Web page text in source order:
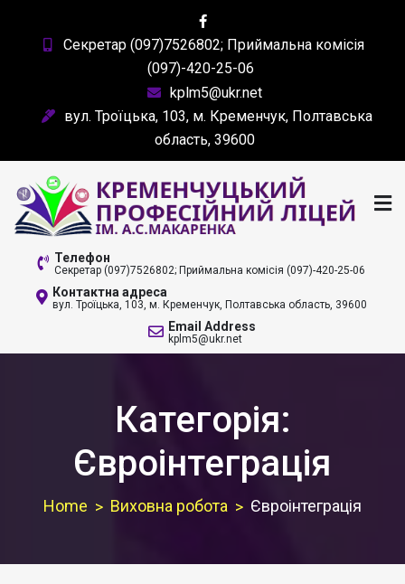
content
Секретар (097)7526802; Приймальна комісія
(097)-420-25-06
kplm5@ukr.net
вул. Троїцька, 103, м. Кременчук, Полтавська
область, 39600
КРЕМЕНЧУЦЬКИЙ
ПРОФЕСІЙНИЙ ЛІЦЕЙ
ІМ. А. С. МАКАРЕНКА
Телефон
Секретар (097)7526802; Приймальна комісія (097)-420-25-06
Контактна адреса
вул. Троїцька, 103, м. Кременчук, Полтавська область, 39600
Email Address
kplm5@ukr.net
Категорія:
Євроінтеграція
Home Виховна робота Євроінтеграція